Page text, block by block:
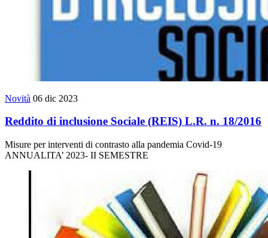
Novità 06 dic 2023
Reddito di inclusione Sociale (REIS) L.R. n. 18/2016
Misure per interventi di contrasto alla pandemia Covid-19
ANNUALITA’ 2023- II SEMESTRE